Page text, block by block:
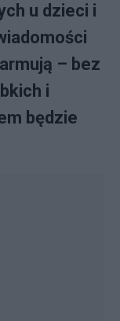
u dzieci i
– bez
i
będzie